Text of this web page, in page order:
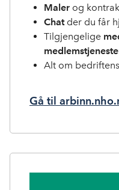
Maler og
Chat der du får
Tilgjengelige
Alt om bedriftens
Gå til